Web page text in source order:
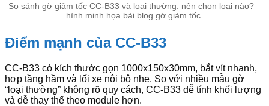
So sánh gờ giảm tốc CC-B33 và loại thường: nên chọn loại nào? –
hình minh họa bài blog gờ giảm tốc.
Điểm mạnh của CC-B33
CC-B33 có kích thước gọn 1000x150x30mm, bắt vít nhanh,
hợp tầng hầm và lối xe nội bộ nhẹ. So với nhiều mẫu gờ
“loại thường” không rõ quy cách, CC-B33 dễ tính khối lượng
và dễ thay thế theo module hơn.